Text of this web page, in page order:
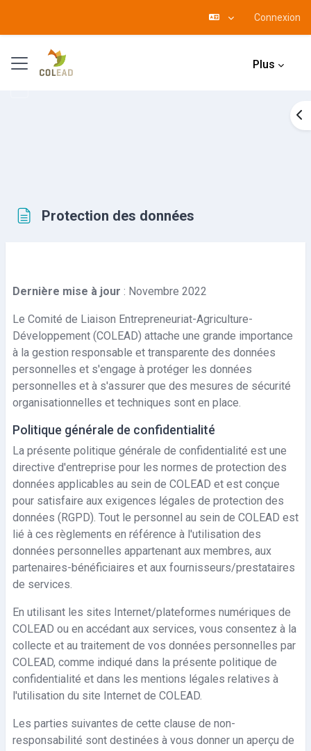
Connexion
Panneau latéral Plus
Protection des données
Dernière mise à jour : Novembre 2022
Le Comité de Liaison Entrepreneuriat-Agriculture-
Développement (COLEAD) attache une grande importance
à la gestion responsable et transparente des données
personnelles et s'engage à protéger les données
personnelles et à s'assurer que des mesures de sécurité
organisationnelles et techniques sont en place.
Politique générale de confidentialité
La présente politique générale de confidentialité est une
directive d'entreprise pour les normes de protection des
données applicables au sein de COLEAD et est conçue
pour satisfaire aux exigences légales de protection des
données (RGPD). Tout le personnel au sein de COLEAD est
lié à ces règlements en référence à l'utilisation des
données personnelles appartenant aux membres, aux
partenaires-bénéficiaires et aux fournisseurs/prestataires
de services.
En utilisant les sites Internet/plateformes numériques de
COLEAD ou en accédant aux services, vous consentez à la
collecte et au traitement de vos données personnelles par
COLEAD, comme indiqué dans la présente politique de
confidentialité et dans les mentions légales relatives à
l'utilisation du site Internet de COLEAD.
Les parties suivantes de cette clause de non-
responsabilité sont destinées à vous donner un aperçu de